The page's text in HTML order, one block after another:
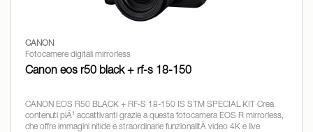
CANON
Fotocamere digitali mirrorless
Canon eos r50 black + rf-s 18-150
CANON EOS R50 BLACK + RF-S 18-150 IS STM SPECIAL KIT Crea
contenuti piÃ¹ accattivanti grazie a questa fotocamera EOS R mirrorless,
che offre immagini nitide e straordinarie funzionalitÃ video 4K e live